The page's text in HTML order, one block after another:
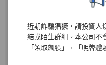
近期詐騙猖獗，請投資人
結或陌生群組。本公司不
「領取飆股」、「明牌體
公開
進入公開